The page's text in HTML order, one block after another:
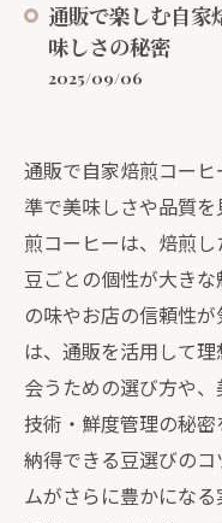
通販で楽しむ自家
味しさの秘密
2025/09/06
通販で自家焙煎コー
準で美味しさや品質
煎コーヒーは、焙煎し
豆ごとの個性が大き
の味やお店の信頼性
は、通販を活用して
会うための選び方や
技術・鮮度管理の秘密
納得できる豆選びの
ムがさらに豊かになる